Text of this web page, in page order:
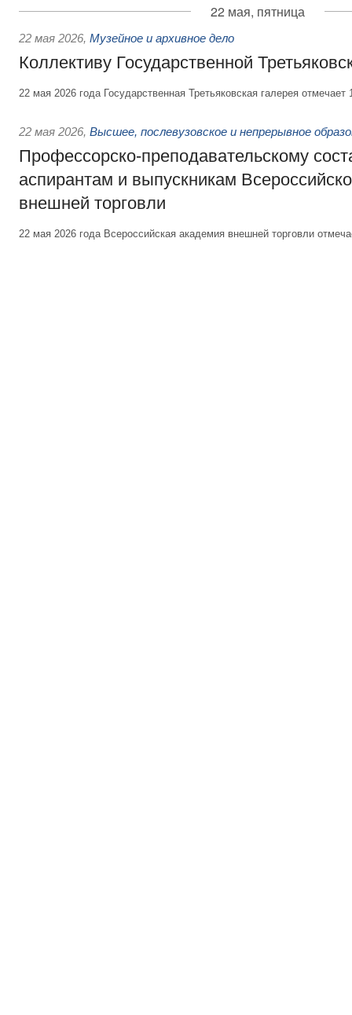
22 мая, пятница
22 мая 2026, Музейное и архивное дело
Коллективу Государственной
22 мая 2026 года Государственная Третьяковская галерея
22 мая 2026, Высшее, послевузовское и непрерывное
Профессорско-преподавательскому
аспирантам и выпускникам
внешней торговли
22 мая 2026 года Всероссийская академия внешней торговли